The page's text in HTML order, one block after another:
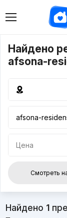
Найдено
afsona-
Цена
Смотреть
Найдено 1